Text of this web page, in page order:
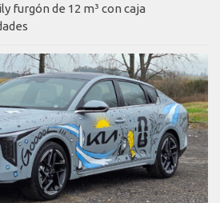
furgón de 12 m³ con caja